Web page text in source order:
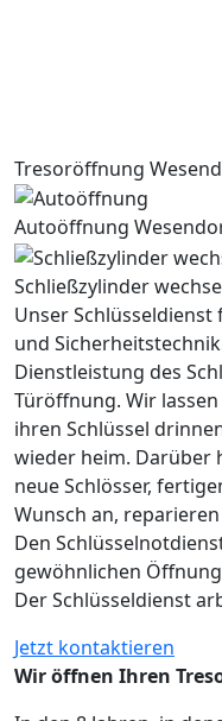
Tresoröffnung
Autoöffnung
Schließzylinder
Unser
und
Dienstleistung des
Türöffnung. Wir
ihren Schlüssel
wieder heim. Darüber
neue Schlösser,
Wunsch an,
Den
gewöhnlichen
Der Schlüsseldienst
Jetzt kontaktieren
Wir öffnen Ihren